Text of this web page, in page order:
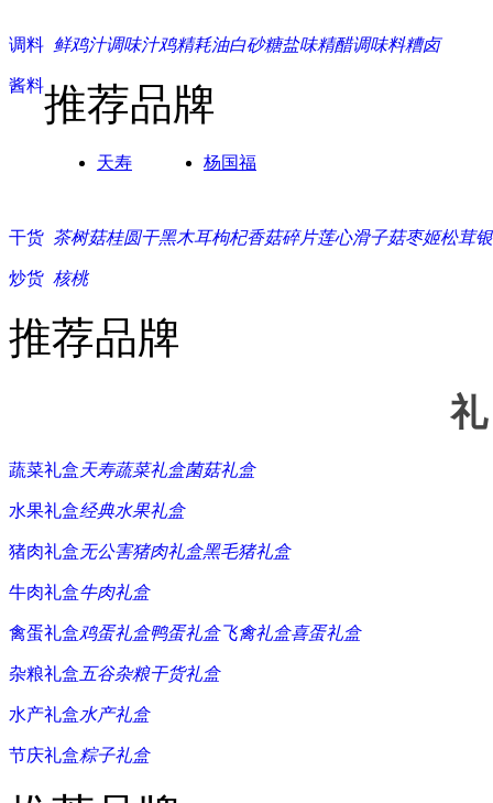
调料 鲜鸡汁调味汁鸡精耗油白砂糖盐味精醋调味料糟卤
酱料推荐品牌
天寿 杨国福
干货 茶树菇桂圆干黑木耳枸杞香菇碎片莲心滑子菇枣姬松茸
炒货 核桃
推荐品牌
蔬菜礼盒 天寿蔬菜礼盒菌菇礼盒
水果礼盒经典水果礼盒
猪肉礼盒无公害猪肉礼盒黑毛猪礼盒
牛肉礼盒牛肉礼盒
禽蛋礼盒鸡蛋礼盒鸭蛋礼盒飞禽礼盒喜蛋礼盒
杂粮礼盒 五谷杂粮干货礼盒
水产礼盒水产礼盒
节庆礼盒粽子礼盒